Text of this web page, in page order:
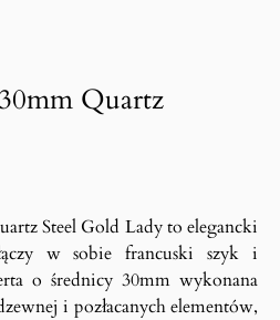
Quartz
Steel Gold Lady to elegancki
w sobie francuski szyk i
o średnicy 30mm wykonana
i pozłacanych elementów,